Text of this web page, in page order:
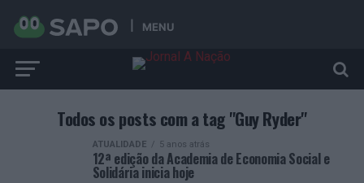
MENU
Todos os posts com a tag "Guy Ryder"
ATUALIDADE 5 anos atrás
12ª edição da Academia de Economia Social e
Solidária inicia hoje